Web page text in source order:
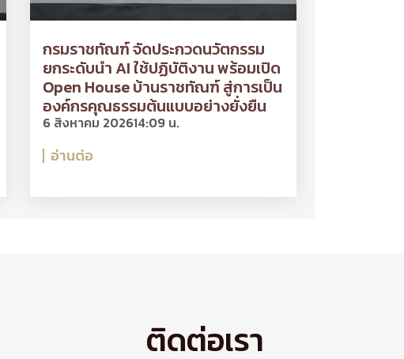
กรมราชทัณฑ์ จัดประกวดนวัตกรรม
ยกระดับนำ AI ใช้ปฏิบัติงาน พร้อมเปิด
Open House บ้านราชทัณฑ์ สู่การเป็น
องค์กรคุณธรรมต้นแบบอย่างยั่งยืน
6 สิงหาคม 202614:09 น.
อ่านต่อ
ติดต่อเรา